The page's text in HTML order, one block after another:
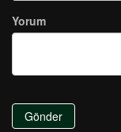
Yorum
Gönder